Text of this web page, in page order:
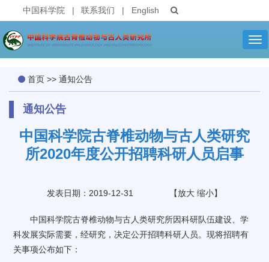
中国科学院 | 联系我们 | English
首页 >> 通知公告
通知公告
中国科学院古脊椎动物与古人类研究
所2020年度公开招聘科研人员启事
发表日期：2019-12-31 【放大 缩小】
中国科学院古脊椎动物与古人类研究所因科研队伍建设、学
科发展实际需要，经研究，决定公开招聘科研人员。现将招聘有
关事项公布如下：